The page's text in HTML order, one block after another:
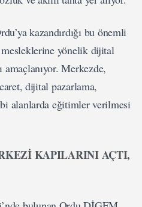
kazandırdığı bu önemli
yönelik dijital
amaçlanıyor. Merkezde,
dijital pazarlama,
alanlarda eğitimler verilmesi
KAPILARINI AÇTI,